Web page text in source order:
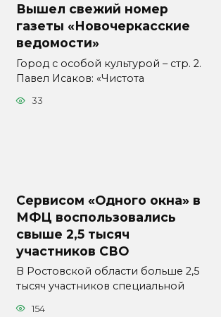
Вышел свежий номер
газеты «Новочеркасские
ведомости»
Город с особой культурой – стр. 2.
Павел Исаков: «Чистота
33
Сервисом «Одного окна» в
МФЦ воспользовались
свыше 2,5 тысяч
участников СВО
В Ростовской области больше 2,5
тысяч участников специальной
154